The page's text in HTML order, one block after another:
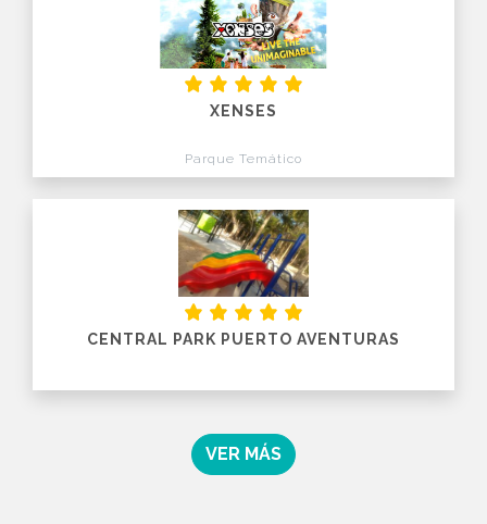
XENSES
Parque Temático
CENTRAL PARK PUERTO AVENTURAS
VER MÁS